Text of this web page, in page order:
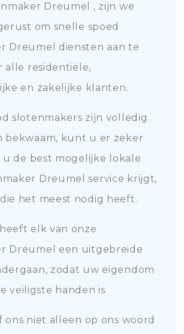
Dreumel , zijn we
om snelle spoed
Dreumel diensten aan te
alle residentiële,
en zakelijke klanten.
slotenmakers zijn volledig
bekwaam, kunt u er zeker
u de best mogelijke lokale
Dreumel service krijgt,
het meest nodig heeft.
elk van onze
Dreumel een uitgebreide
zodat uw eigendom
veiligste handen is.
ons niet alleen op ons woord